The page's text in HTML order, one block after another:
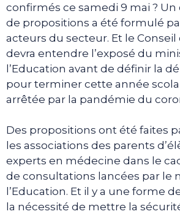
confirmés ce samedi 9 mai ?
de propositions a été formulé
acteurs du secteur. Et le
devra entendre l’exposé du
l’Education avant de définir la
pour terminer cette année
arrêtée par la pandémie du
Des propositions ont été faites
les associations des parents
experts en médecine dans le
de consultations lancées par le
l’Education. Et il y a une forme
la nécessité de mettre la